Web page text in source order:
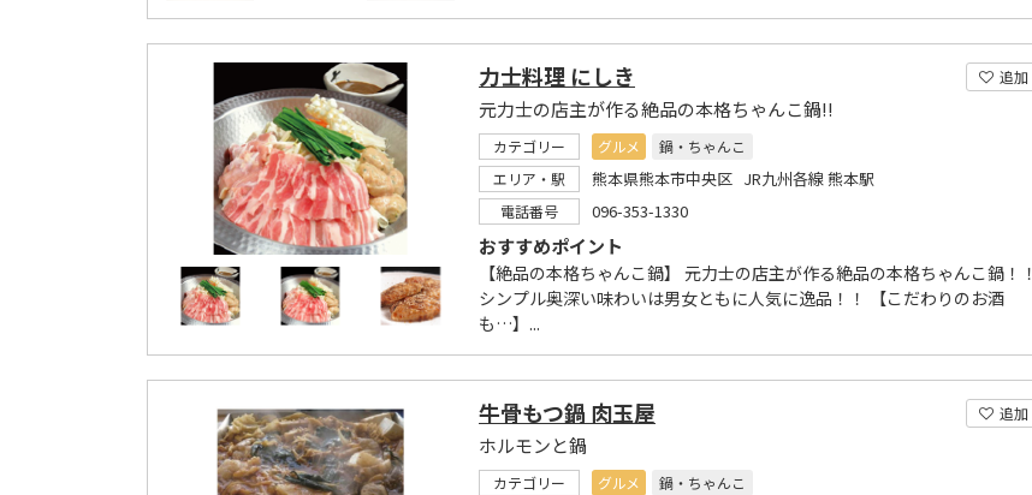
追加
力士料理 にしき
元力士の店主が作る絶品の本格ちゃんこ鍋!!
カテゴリー グルメ
鍋・ちゃんこ
エリア・駅
熊本県熊本市中央区 JR九州各線 熊本駅
電話番号 096-353-1330
おすすめポイント
【絶品の本格ちゃんこ鍋】 元力士の店主が作る絶品の本格ちゃんこ鍋！！
シンプル奥深い味わいは男女ともに人気に逸品！！ 【こだわりのお酒
も…】...
追加
牛骨もつ鍋 肉玉屋
ホルモンと鍋
カテゴリー グルメ
鍋・ちゃんこ